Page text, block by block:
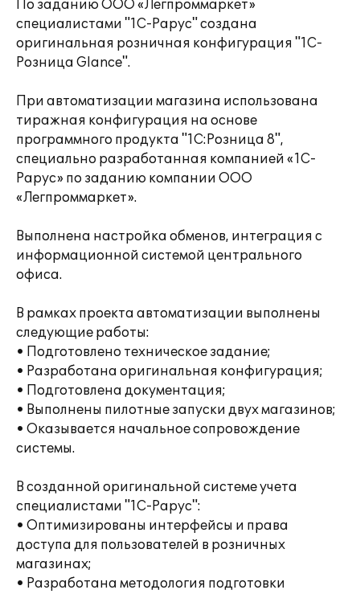
По заданию ООО «Легпроммаркет»
специалистами "1С-Рарус" создана
оригинальная розничная конфигурация "1С-
Розница Glance".
При автоматизации магазина использована
тиражная конфигурация на основе
программного продукта "1С:Розница 8",
специально разработанная компанией «1С-
Рарус» по заданию компании ООО
«Легпроммаркет».
Выполнена настройка обменов, интеграция с
информационной системой центрального
офиса.
В рамках проекта автоматизации выполнены
следующие работы:
• Подготовлено техническое задание;
• Разработана оригинальная конфигурация;
• Подготовлена документация;
• Выполнены пилотные запуски двух магазинов;
• Оказывается начальное сопровождение
системы.
В созданной оригинальной системе учета
специалистами "1С-Рарус":
• Оптимизированы интерфейсы и права
доступа для пользователей в розничных
магазинах;
• Разработана методология подготовки